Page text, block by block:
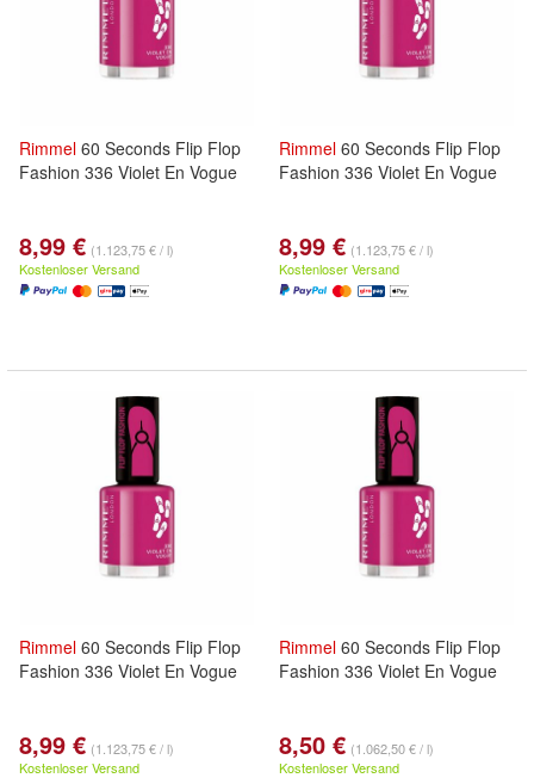
Rimmel 60 Seconds Flip Flop
Fashion 336 Violet En Vogue
8,99 € (1.123,75 € / l)
Kostenloser Versand
Rimmel 60 Seconds Flip Flop
Fashion 336 Violet En Vogue
8,99 € (1.123,75 € / l)
Kostenloser Versand
Rimmel 60 Seconds Flip Flop
Fashion 336 Violet En Vogue
8,99 € (1.123,75 € / l)
Kostenloser Versand
Rimmel 60 Seconds Flip Flop
Fashion 336 Violet En Vogue
8,50 € (1.062,50 € / l)
Kostenloser Versand